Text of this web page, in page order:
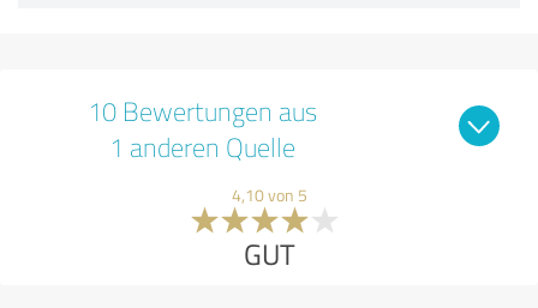
10 Bewertungen aus
1 anderen Quelle
4,10 von 5
GUT